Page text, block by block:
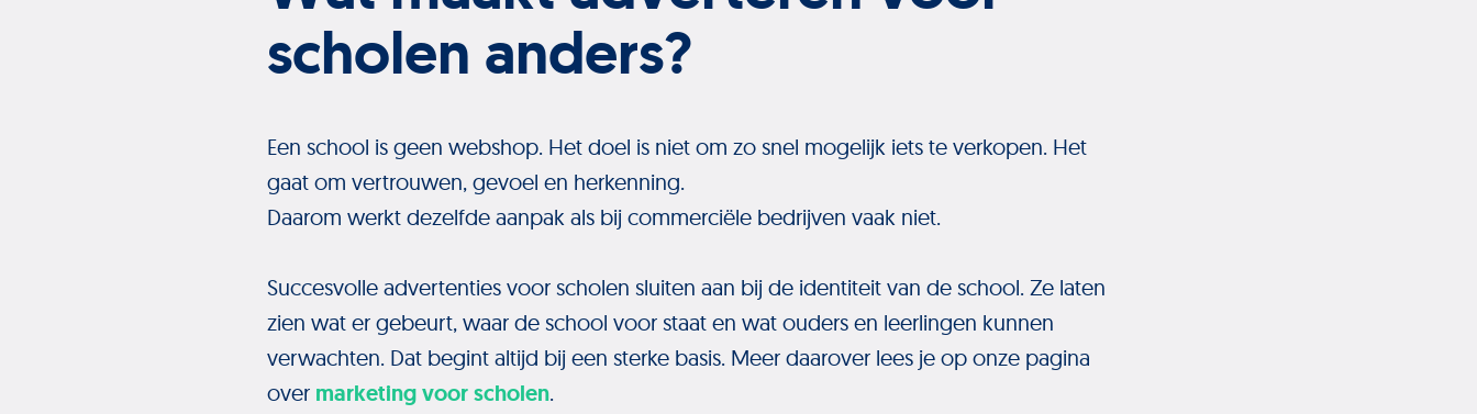
scholen anders?
Een school is geen webshop. Het doel is niet om zo snel mogelijk iets te verkopen. Het
gaat om vertrouwen, gevoel en herkenning.
Daarom werkt dezelfde aanpak als bij commerciële bedrijven vaak niet.
Succesvolle advertenties voor scholen sluiten aan bij de identiteit van de school. Ze laten
zien wat er gebeurt, waar de school voor staat en wat ouders en leerlingen kunnen
verwachten. Dat begint altijd bij een sterke basis. Meer daarover lees je op onze pagina
over marketing voor scholen.